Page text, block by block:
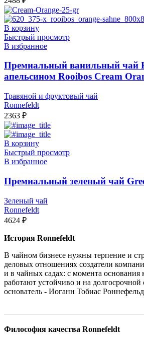
В корзину
Быстрый просмотр
В избранное
Премиальный ванильный чай
апельсином Rooibos Cream
Травяной и фруктовый чай
Ronnefeldt
2363 ₽
В корзину
Быстрый просмотр
В избранное
Премиальный зеленый чай
Зеленый чай
Ronnefeldt
4624 ₽
История Ronnefeldt
В чайном бизнесе нужны терпение и
деловых отношениях создатели
и в чайных садах: с момента основания
работают устойчиво и на долгосрочной
основатель - Иоганн Тобиас
Философия качества Ronnefeldt